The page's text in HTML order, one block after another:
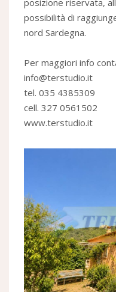
posizione riservata,
possibilità di
nord Sardegna.
Per maggiori info
info@terstudio.it
tel. 035 4385309
cell. 327 0561502
www.terstudio.it